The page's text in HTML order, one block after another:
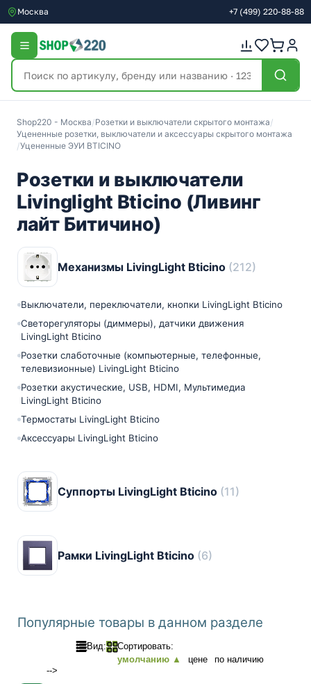
Москва +7 (499) 220-88-88
Shop220 - Москва/Розетки и выключатели скрытого монтажа/
Уцененные розетки, выключатели и аксессуары скрытого монтажа
/Уцененные ЭУИ BTICINO
Розетки и выключатели
Livinglight Bticino (Ливинг
лайт Битичино)
Механизмы LivingLight Bticino (212)
Выключатели, переключатели, кнопки LivingLight Bticino
Светорегуляторы (диммеры), датчики движения
LivingLight Bticino
Розетки слаботочные (компьютерные, телефонные,
телевизионные) LivingLight Bticino
Розетки акустические, USB, HDMI, Мультимедиа
LivingLight Bticino
Термостаты LivingLight Bticino
Аксессуары LivingLight Bticino
Суппорты LivingLight Bticino (11)
Рамки LivingLight Bticino (6)
Популярные товары в данном разделе
Сортировать:
умолчанию ▲
цене по наличию
Вид:
-->